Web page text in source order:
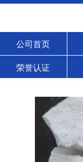
公司首页
荣誉认证